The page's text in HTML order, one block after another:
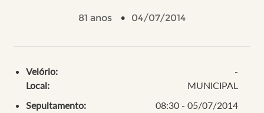
81 anos 04/07/2014
Velório:
-
Local:
MUNICIPAL
Sepultamento:
08:30 - 05/07/2014